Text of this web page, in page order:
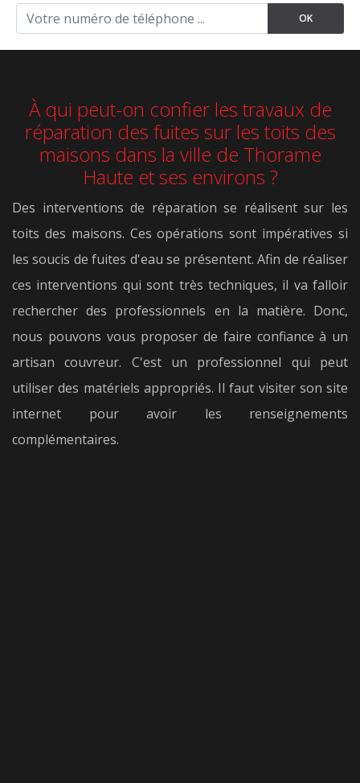
À qui peut-on confier les travaux de
réparation des fuites sur les toits des
maisons dans la ville de Thorame
Haute et ses environs ?
Des interventions de réparation se réalisent sur les
toits des maisons. Ces opérations sont impératives si
les soucis de fuites d'eau se présentent. Afin de réaliser
ces interventions qui sont très techniques, il va falloir
rechercher des professionnels en la matière. Donc,
nous pouvons vous proposer de faire confiance à un
artisan couvreur. C'est un professionnel qui peut
utiliser des matériels appropriés. Il faut visiter son site
internet pour avoir les renseignements
complémentaires.